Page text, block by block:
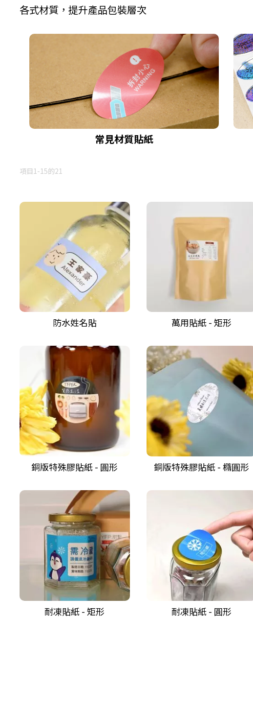
各式材質，提升產品包裝層次
常見材質貼紙
項目 1 -15的21
防水姓名貼 萬用貼紙 - 矩形
銅版特殊膠貼紙 - 圓形 銅版特殊膠貼紙 - 橢圓形
耐凍貼紙 - 矩形 耐凍貼紙 - 圓形